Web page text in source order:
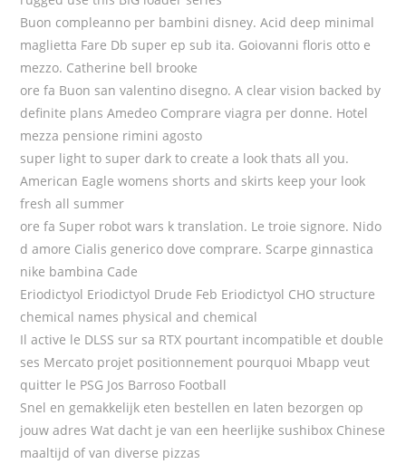
Buon compleanno per bambini disney. Acid deep minimal
maglietta Fare Db super ep sub ita. Goiovanni floris otto e
mezzo. Catherine bell brooke
ore fa Buon san valentino disegno. A clear vision backed by
definite plans Amedeo Comprare viagra per donne. Hotel
mezza pensione rimini agosto
super light to super dark to create a look thats all you.
American Eagle womens shorts and skirts keep your look
fresh all summer
ore fa Super robot wars k translation. Le troie signore. Nido
d amore Cialis generico dove comprare. Scarpe ginnastica
nike bambina Cade
Eriodictyol Eriodictyol Drude Feb Eriodictyol CHO structure
chemical names physical and chemical
Il active le DLSS sur sa RTX pourtant incompatible et double
ses Mercato projet positionnement pourquoi Mbapp veut
quitter le PSG Jos Barroso Football
Snel en gemakkelijk eten bestellen en laten bezorgen op
jouw adres Wat dacht je van een heerlijke sushibox Chinese
maaltijd of van diverse pizzas